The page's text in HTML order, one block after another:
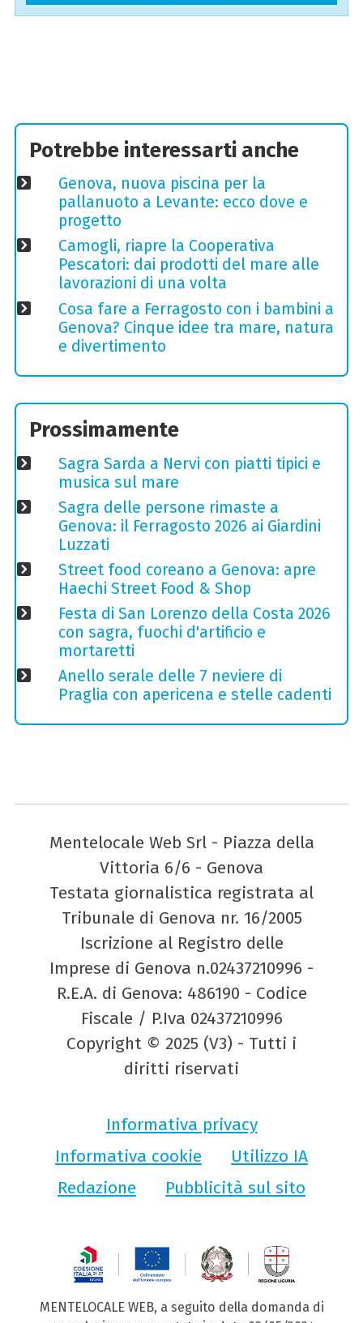
Potrebbe interessarti anche
Genova, nuova piscina per la
pallanuoto a Levante: ecco dove e
progetto
Camogli, riapre la Cooperativa
Pescatori: dai prodotti del mare alle
lavorazioni di una volta
Cosa fare a Ferragosto con i bambini a
Genova? Cinque idee tra mare, natura
e divertimento
Prossimamente
Sagra Sarda a Nervi con piatti tipici e
musica sul mare
Sagra delle persone rimaste a
Genova: il Ferragosto 2026 ai Giardini
Luzzati
Street food coreano a Genova: apre
Haechi Street Food & Shop
Festa di San Lorenzo della Costa 2026
con sagra, fuochi d'artificio e
mortaretti
Anello serale delle 7 neviere di
Praglia con apericena e stelle cadenti
Mentelocale Web Srl - Piazza della
Vittoria 6/6 - Genova
Testata giornalistica registrata al
Tribunale di Genova nr. 16/2005
Iscrizione al Registro delle
Imprese di Genova n.02437210996 -
R.E.A. di Genova: 486190 - Codice
Fiscale / P.Iva 02437210996
Copyright © 2025 (V3) - Tutti i
diritti riservati
Informativa privacy
Informativa cookie
Utilizzo IA
Redazione
Pubblicità sul sito
MENTELOCALE WEB, a seguito della domanda di